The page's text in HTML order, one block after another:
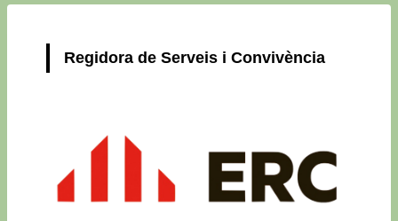
Regidora de Serveis i Convivència